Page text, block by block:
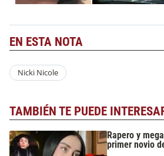
EN ESTA NOTA
Nicki Nicole
TAMBIÉN TE PUEDE
Rapero y
primer novio